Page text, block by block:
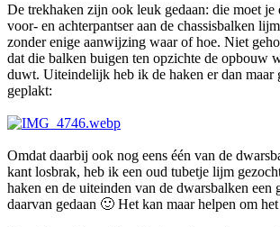
De trekhaken zijn ook leuk gedaan: die moet je
voor- en achterpantser aan de chassisbalken
zonder enige aanwijzing waar of hoe. Niet
dat die balken buigen ten opzichte de opbouw
duwt. Uiteindelijk heb ik de haken er dan maar
geplakt:
Omdat daarbij ook nog eens één van de
kant losbrak, heb ik een oud tubetje lijm
haken en de uiteinden van de dwarsbalken een
daarvan gedaan 🙂 Het kan maar helpen om